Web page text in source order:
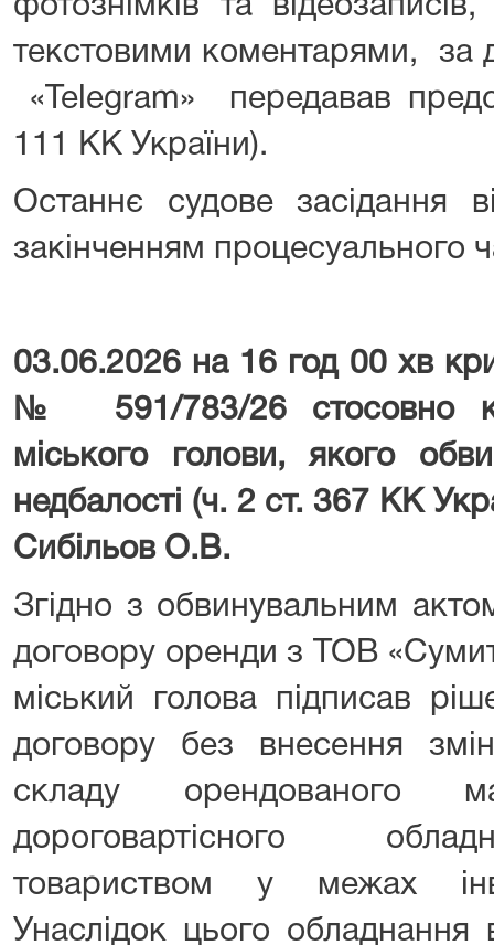
фотознімків та
текстовими коментарями, за
«Telegram» передавав
111 КК України).
Останнє судове засідання
закінченням процесуального
03.06.2026 на 16 год 00 хв
№ 591/783/26 стосовно
міського голови, якого
недбалості (ч. 2 ст. 367 КК
Сибільов О.В.
Згідно з обвинувальним
договору оренди з ТОВ
міський голова підписав
договору без внесення
складу орендованого
дороговартісного
товариством у межах
Унаслідок цього обладнання